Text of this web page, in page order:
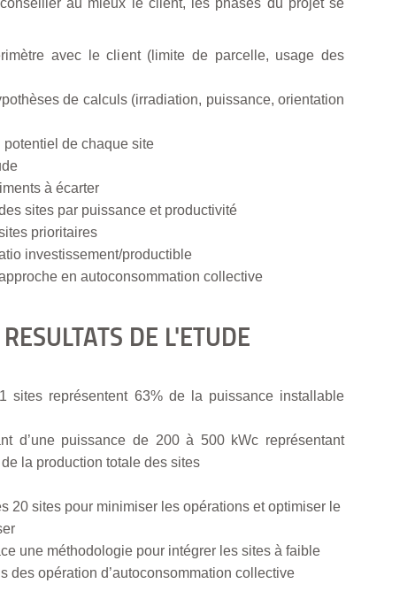
au mieux le client, les phases du projet se
avec le client (limite de parcelle, usage des
de calculs (irradiation, puissance, orientation
potentiel de chaque site
à écarter
sites par puissance et productivité
prioritaires
investissement/productible
en autoconsommation collective
DE L'ETUDE
sites représentent 63% de la puissance installable
d’une puissance de 200 à 500 kWc représentant
la production totale des sites
20 sites pour minimiser les opérations et optimiser le
une méthodologie pour intégrer les sites à faible
des opération d’autoconsommation collective